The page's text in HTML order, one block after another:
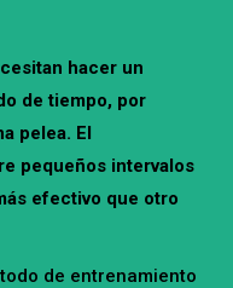
hacer un
de tiempo, por
pelea. El
pequeños intervalos
efectivo que otro
de entrenamiento